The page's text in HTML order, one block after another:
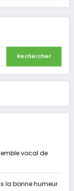
Rechercher
vocal de
la bonne humeur